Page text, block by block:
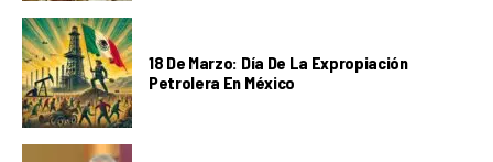
18 De Marzo: Día De La Expropiación
Petrolera En México